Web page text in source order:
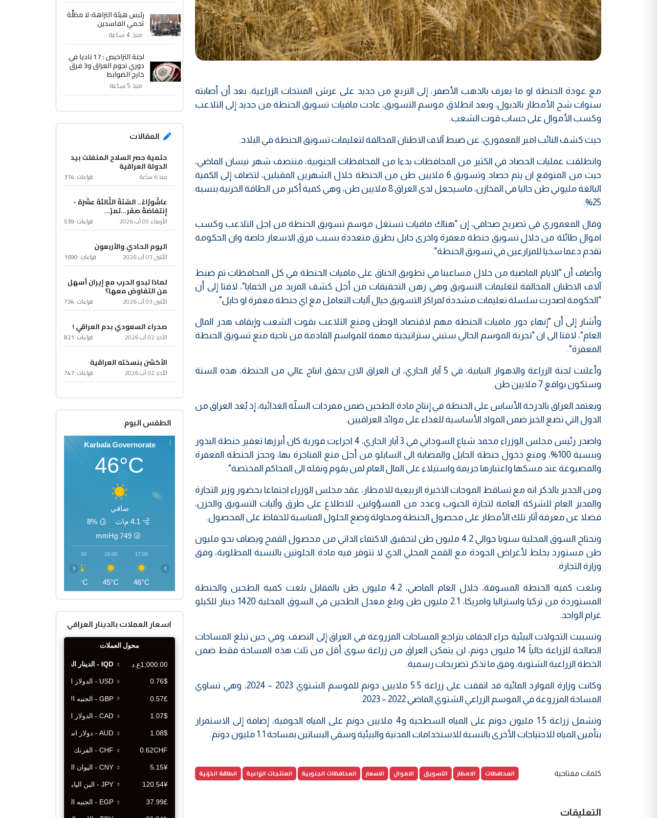
مع عودة الحنطة او ما يعرف بالذهب الأصفر، إلى التربع من جديد على عرش المنتجات الزراعية، بعد أن أصابته
سنوات شح الأمطار بالذبول، وبعد انطلاق موسم التسويق، عادت مافيات تسويق الحنطة من جديد إلى التلاعب
وكسب الأموال على حساب قوت الشعب.
حيث كشف النائب امير المعموري، عن ضبط آلاف الاطنان المخالفة لتعليمات تسويق الحنطة في البلاد.
وانطلقت عمليات الحصاد في الكثير من المحافظات بدءا من المحافظات الجنوبية، منتصف شهر نيسان الماضي،
حيث من المتوقع ان يتم حصاد وتسويق 6 ملايين طن من الحنطة خلال الشهرين المقبلين، لتضاف إلى الكمية
البالغة مليوني طن حاليا في المخازن، ماسيجعل لدى العراق 8 ملايين طن، وهي كمية أكبر من الطاقة الخزنية بنسبة
25%.
وقال المعموري في تصريح صحافي، إن "هناك مافيات تستغل موسم تسويق الحنطة من اجل التلاعب وكسب
اموال طائلة من خلال تسويق حنطة معفرة واخرى حايل بطرق متعددة بسبب فرق الاسعار خاصة وان الحكومة
تقدم دعما سخيا للمزارعين في تسويق الحنطة".
وأضاف أن "الايام الماضية من خلال مساعينا في تطويق الخناق على مافيات الحنطة في كل المحافظات تم ضبط
آلاف الاطنان المخالفة لتعليمات التسويق وهي رهن التحقيقات من أجل كشف المزيد من الخفايا"، لافتا إلى أن
"الحكومة اصدرت سلسلة تعليمات مشددة لمراكز التسويق حيال آليات التعامل مع اي حنطة معفرة او حايل".
وأشار إلى أن "إنهاء دور مافيات الحنطة مهم لاقتصاد الوطن ومنع التلاعب بقوت الشعب وإيقاف هدر المال
العام"، لافتا الى ان "تجربة الموسم الحالي ستبني ستراتيجية مهمة للمواسم القادمة من ناحية منع تسويق الحنطة
المعفرة".
وأعلنت لجنة الزراعة والاهوار النيابية، في 5 آيار الجاري، ان العراق الان يحقق انتاج عالي من الحنطة، هذه السنة
وستكون بواقع 7 ملايين طن.
ويعتمد العراق بالدرجة الأساس على الحنطة في إنتاج مادة الطحين ضمن مفردات السلّة الغذائية، إذ يُعد العراق من
الدول التي تضع الخبز ضمن المواد الأساسية للغذاء على موائد العراقيين.
واصدر رئيس مجلس الوزراء محمد شياع السوداني في 3 آيار الجاري، 4 اجراءت فورية كان أبرزها تعفير حنطة البذور
وبنسبة 100%، ومنع دخول حنطة الحايل والمصابة الى السايلو من أجل منع المتاجرة بها، وحجز الحنطة المعفرة
والمصبوغة عند مسكها واعتبارها جريمة واستيلاء على المال العام لمن يقوم ونقله الى المحاكم المختصة".
ومن الجدير بالذكر انه مع تساقط الموجات الاخيرة الربيعية للامطار، عقد مجلس الوزراء اجتماعا بحضور وزير التجارة
والمدير العام للشركة العامة لتجارة الحبوب وعدد من المسؤولين، للاطلاع على طرق وآليات التسويق والخزن،
فضلا عن معرفة آثار تلك الأمطار على محصول الحنطة ومحاولة وضع الحلول المناسبة للحفاظ على المحصول.
وتحتاج السوق المحلية سنويا حوالي 4.2 مليون طن لتحقيق الاكتفاء الذاتي من محصول القمح ويضاف نحو مليون
طن مستورد يخلط لأغراض الجودة مع القمح المحلي الذي لا تتوفر فيه مادة الجلوتين بالنسبة المطلوبة، وفق
وزارة التجارة.
وبلغت كمية الحنطة المسوقة، خلال العام الماضي، 4.2 مليون طن بالمقابل بلغت كمية الطحين والحنطة
المستوردة من تركيا واستراليا وامريكا، 2.1 مليون طن وبلغ معدل الطحين في السوق المحلية 1420 دينار للكيلو
غرام الواحد.
وتسببت التحولات البيئية جراء الجفاف بتراجع المساحات المزروعة في العراق إلى النصف. وفي حين تبلغ المساحات
الصالحة للزراعة حالياً 14 مليون دونم، لن يتمكن العراق من زراعة سوى أقل من ثلث هذه المساحة فقط ضمن
الخطة الزراعية الشتوية، وفق ما تذكر تصريحات رسمية.
وكانت وزارة الموارد المائية قد اتفقت على زراعة 5.5 ملايين دونم للموسم الشتوي 2023 – 2024، وهي تساوي
المساحة المزروعة في الموسم الزراعي الشتوي الماضي 2022 – 2023.
وتشمل زراعة 1.5 مليون دونم على المياه السطحية و4 ملايين دونم على المياه الجوفية، إضافة إلى الاستمرار
بتأمين المياه للاحتياجات الأخرى بالنسبة للاستخدامات المدنية والبيئية وسقي البساتين بمساحة 1.1 مليون دونم.
كلمات مفتاحية المحافظات الامطار التسويق الاموال الاسعار المحافظات الجنوبية المنتجات الزراعية الطاقة الخزنية
التعليقات
رئيس هيئة النزاهة: لا مظلَّة
تحمي الفاسدين
منذ 4 ساعة
لجنة التراخيص : 17 ناديا في
دوري نجوم العراق و3 فرق
خارج الضوابط
منذ 5 ساعة
المقالات
حتمية حصر السلاح المنفلت بيد
الدولة العراقية
منذ 6 ساعة قراءات :314
عاشُورْاءُ.. السّنَةُ الثّالثةَ عشَرَة -
إِنتفاضةُ صفَر…تمرّ...
الأربعاء 05 آب 2026 قراءات :539
اليوم الحادي والأربعون
الأثنين 03 آب 2026 قراءات :1690
لماذا تبدو الحرب مع إيران أسهل
من التفاوض معها؟
الأثنين 03 آب 2026 قراءات :734
صحراء السعودي بدم العراقي !
الأحد 02 آب 2026 قراءات :821
الأكشن بنسخته العراقية
الأحد 02 آب 2026 قراءات :747
الطقس اليوم
Karbala Governorate
46°C
صافي
4.1 م\ث
8%
749
mmHg
17:00
46°C
18:00
45°C
19:00
43°C
‹ ›
اسعار العملات بالدينار العراقي